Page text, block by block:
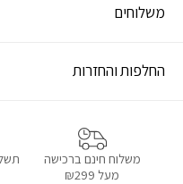
משלוחים
החלפות והחזרות
משלוח חינם ברכישה
מעל ₪299